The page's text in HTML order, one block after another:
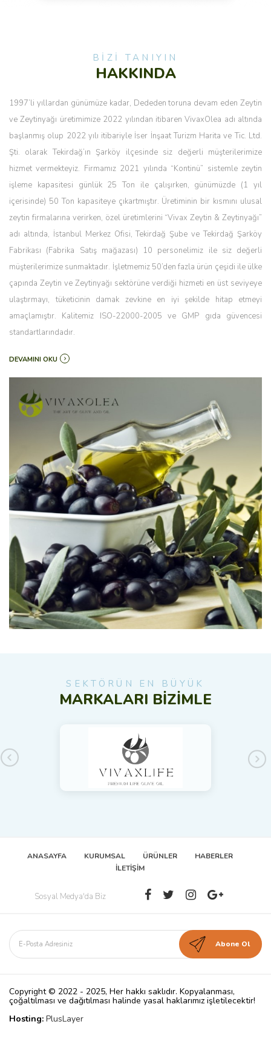
BİZİ TANIYIN
HAKKINDA
1997’li yıllardan günümüze kadar, Dededen toruna devam eden Zeytin
ve Zeytinyağı üretimimize 2022 yılından itibaren VivaxOlea adı altında
başlanmış olup 2022 yılı itibariyle İser İnşaat Turizm Harita ve Tic. Ltd.
Şti. olarak Tekirdağ’ın Şarköy ilçesinde siz değerli müşterilerimize
hizmet vermekteyiz. Firmamız 2021 yılında “Kontinü” sistemle zeytin
işleme kapasitesi günlük 25 Ton ile çalışırken, günümüzde (1 yıl
içerisinde) 50 Ton kapasiteye çıkartmıştır. Üretiminin bir kısmını ulusal
zeytin firmalarına verirken, özel üretimlerini “Vivax Zeytin & Zeytinyağı”
adı altında, İstanbul Merkez Ofisi, Tekirdağ Şube ve Tekirdağ Şarköy
Fabrikası (Fabrika Satış mağazası) 10 personelimiz ile siz değerli
müşterilerimize sunmaktadır. İşletmemiz 50’den fazla ürün çeşidi ile ülke
çapında Zeytin ve Zeytinyağı sektörüne verdiği hizmeti en üst seviyeye
ulaştırmayı, tüketicinin damak zevkine en iyi şekilde hitap etmeyi
amaçlamıştır. Kalitemiz ISO-22000-2005 ve GMP gıda güvencesi
standartlarındadır.
DEVAMINI OKU
SEKTÖRÜN EN BÜYÜK
MARKALARI BİZİMLE
ANASAYFA KURUMSAL ÜRÜNLER
HABERLER
İLETİŞİM
Sosyal Medya'da Biz
Copyright © 2022 - 2025, Her hakkı saklıdır. Kopyalanması,
çoğaltılması ve dağıtılması halinde yasal haklarımız işletilecektir!
Hosting: PlusLayer